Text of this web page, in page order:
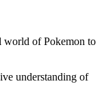
world of Pokemon to
understanding of